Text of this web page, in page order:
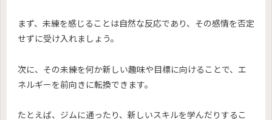
まず、未練を感じることは自然な反応であり、その感情を否定
せずに受け入れましょう。
次に、その未練を何か新しい趣味や目標に向けることで、エ
ネルギーを前向きに転換できます。
たとえば、ジムに通ったり、新しいスキルを学んだりするこ